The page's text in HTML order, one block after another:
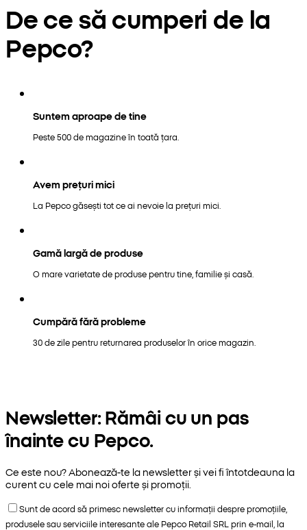
De ce să cumperi de la
Pepco?
Suntem aproape de tine
Peste 500 de magazine în toată țara.
Avem prețuri mici
La Pepco găsești tot ce ai nevoie la prețuri mici.
Gamă largă de produse
O mare varietate de produse pentru tine, familie și casă.
Cumpără fără probleme
30 de zile pentru returnarea produselor în orice magazin.
Newsletter: Rămâi cu un pas
înainte cu Pepco.
Ce este nou? Abonează-te la newsletter și vei fi întotdeauna la
curent cu cele mai noi oferte și promoții.
Sunt de acord să primesc newsletter cu informații despre promoțiile,
produsele sau serviciile interesante ale Pepco Retail SRL prin e-mail, la